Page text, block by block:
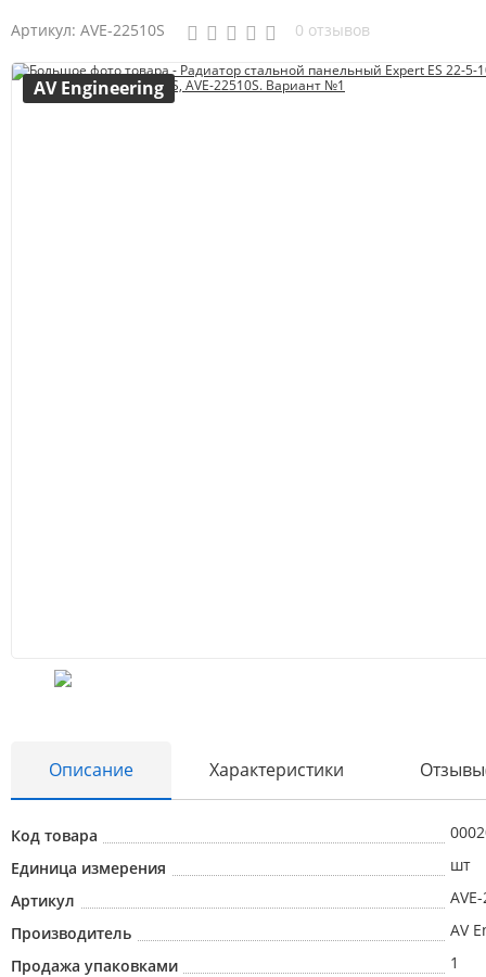
Артикул: AVE-22510S 0 отзывов
AV Engineering
Описание Характеристики
Код товара
Единица измерения
шт
Артикул
Производитель
AV
Продажа упаковками
1